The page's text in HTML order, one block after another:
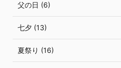
父の日 (6)
七夕 (13)
夏祭り (16)